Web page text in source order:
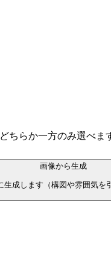
ちらか一方のみ選べ
画像から生成
生成します（構図や雰囲気を